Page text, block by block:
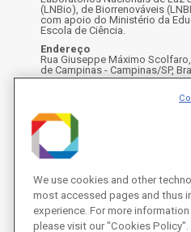
(LNBio), de Biorrenováveis
com apoio do Ministério da
Escola de Ciência.
Endereço
Rua Giuseppe Máximo
de Campinas - Campinas/SP,
CEP 13083-100, Campinas - SP
We use cookies and other
most accessed pages and thus
experience. For more
please visit our "Cookies Policy".